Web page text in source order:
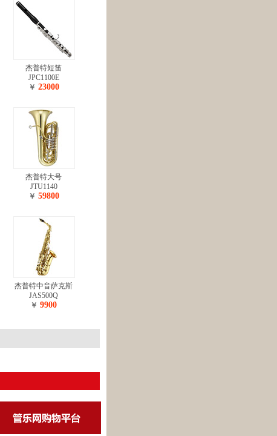
杰普特短笛
JPC1100E
￥ 23000
杰普特大号
JTU1140
￥ 59800
杰普特中音萨克斯
JAS500Q
￥ 9900